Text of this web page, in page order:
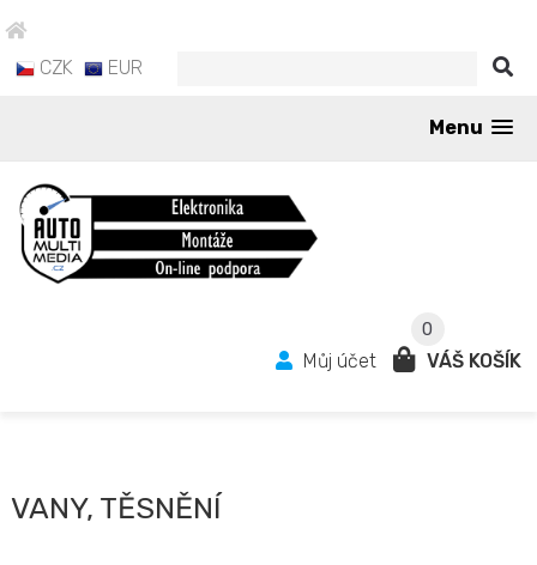
CZK EUR
Menu
0
Můj účet VÁŠ KOŠÍK
VANY, TĚSNĚNÍ